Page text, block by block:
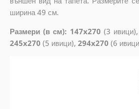
ширина 49 см.
Размери (в см): 147x270 (3 ивици),
245x270 (5 ивици), 294x270 (6